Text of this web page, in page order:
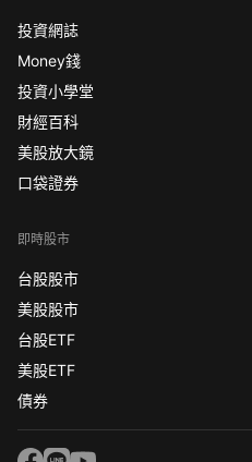
投資網誌
Money錢
投資小學堂
財經百科
美股放大鏡
口袋證券
即時股市
台股股市
美股股市
台股ETF
美股ETF
債券